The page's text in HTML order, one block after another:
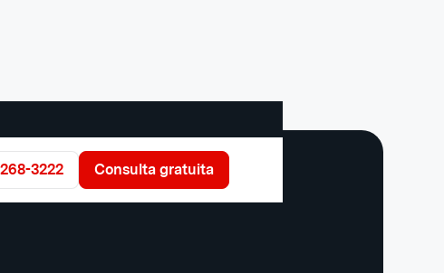
3222 Consulta gratuita